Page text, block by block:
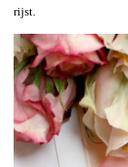
rijst.